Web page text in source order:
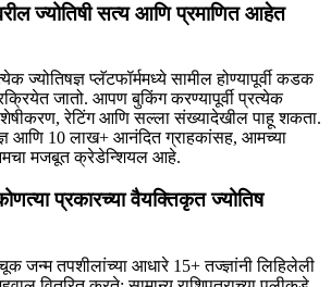
ज्योतिषी सत्य आणि प्रमाणित आहेत
ज्योतिषज्ञ प्लॅटफॉर्ममध्ये सामील होण्यापूर्वी कडक
जातो. आपण बुकिंग करण्यापूर्वी प्रत्येक
रेटिंग आणि सल्ला संख्यादेखील पाहू शकता.
आणि 10 लाख+ आनंदित ग्राहकांसह, आमच्या
मजबूत क्रेडेन्शियल आहे.
प्रकारच्या वैयक्तिकृत ज्योतिष
जन्म तपशीलांच्या आधारे 15+ तज्ज्ञांनी लिहिलेली